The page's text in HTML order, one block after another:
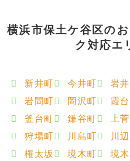
横浜市保土ケ谷区の
ク対応エ
新井町 今井町 岩
岩間町
岡沢町 霞台
釜台町
鎌谷町 上
狩場町
川島町 川
権太坂
境木町 境